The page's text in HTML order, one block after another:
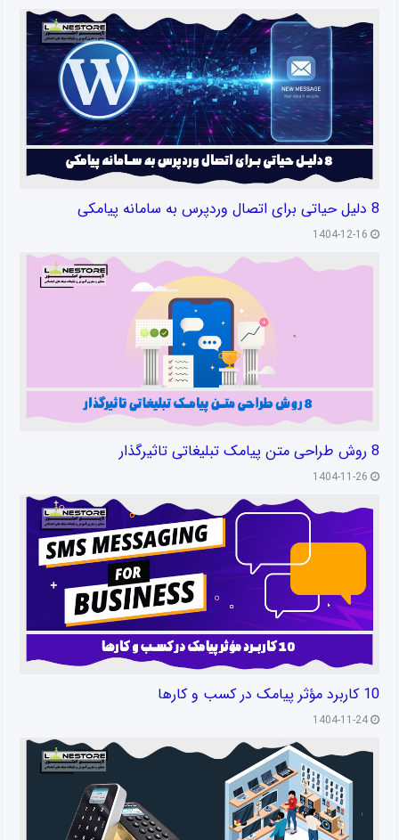
8 دلیل حیاتی برای اتصال وردپرس به سامانه پیامکی
1404-12-16
8 روش طراحی متن پیامک تبلیغاتی تاثیرگذار
1404-11-26
10 کاربرد مؤثر پیامک در کسب و کارها
1404-11-24